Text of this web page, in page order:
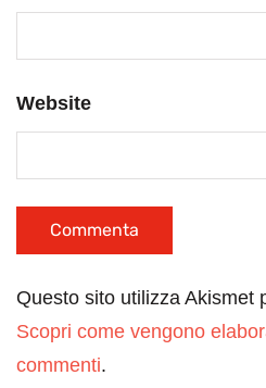
Website
Questo sito utilizza Akismet
Scopri come vengono
commenti.